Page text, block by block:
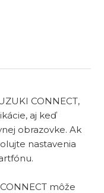
CONNECT,
aj keď
obrazovke. Ak
nastavenia
môže